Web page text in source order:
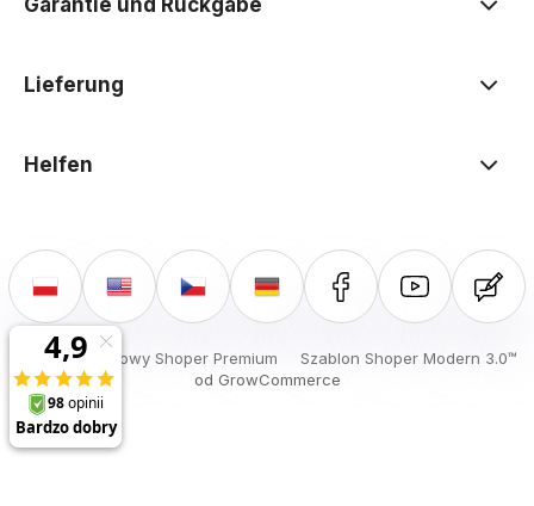
Lieferung
Helfen
Sklep internetowy Shoper Premium
Szablon Shoper Modern 3.0™
od GrowCommerce